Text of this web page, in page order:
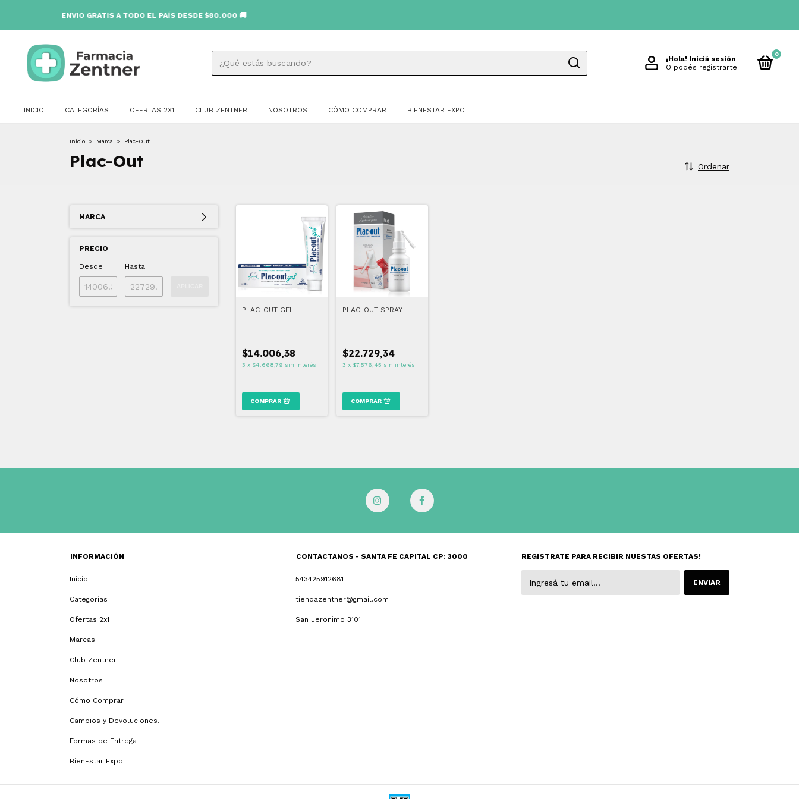
ENVIO GRATIS A TODO EL PAÍS DESDE $80.000 🚚
¡Hola! Iniciá sesión
O podés registrarte
0
INICIO CATEGORÍAS OFERTAS 2X1 CLUB ZENTNER NOSOTROS CÓMO COMPRAR BIENESTAR EXPO
Inicio > Marca > Plac-Out
Plac-Out Ordenar
MARCA
PRECIO
Desde Hasta
PLAC-OUT GEL
$14.006,38
3 x $4.668,79 sin interés
PLAC-OUT SPRAY
$22.729,34
3 x $7.576,45 sin interés
INFORMACIÓN
Inicio
Categorías
Ofertas 2x1
Marcas
Club Zentner
Nosotros
Cómo Comprar
Cambios y Devoluciones.
Formas de Entrega
BienEstar Expo
CONTACTANOS - SANTA FE CAPITAL CP: 3000
543425912681
tiendazentner@gmail.com
San Jeronimo 3101
REGISTRATE PARA RECIBIR NUESTAS OFERTAS!